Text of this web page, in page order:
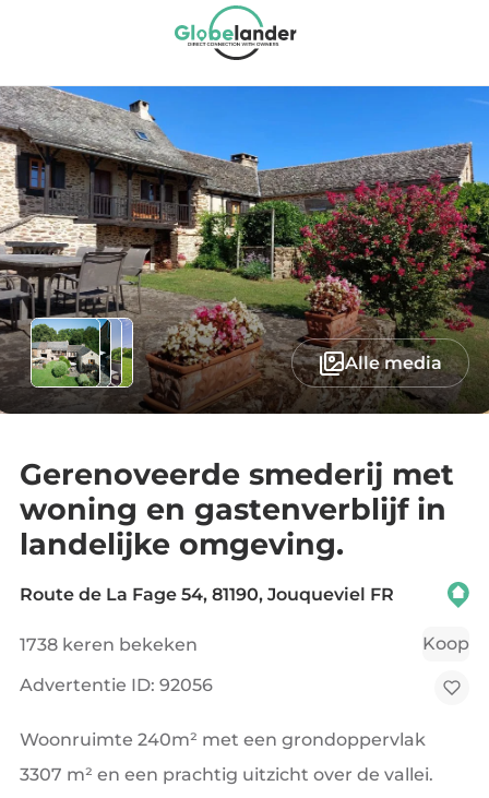
Alle media
Gerenoveerde smederij met
woning en gastenverblijf in
landelijke omgeving.
Route de La Fage 54, 81190, Jouqueviel FR
1738 keren bekeken
Koop
Advertentie ID: 92056
Woonruimte 240m² met een grondoppervlak
3307 m² en een prachtig uitzicht over de vallei.